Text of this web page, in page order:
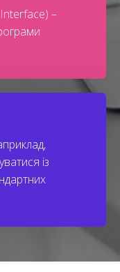
–
із